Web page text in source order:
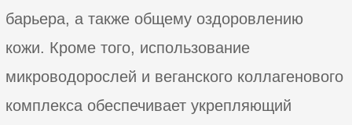
барьера, а также общему оздоровлению
кожи. Кроме того, использование
микроводорослей и веганского коллагенового
комплекса обеспечивает укрепляющий